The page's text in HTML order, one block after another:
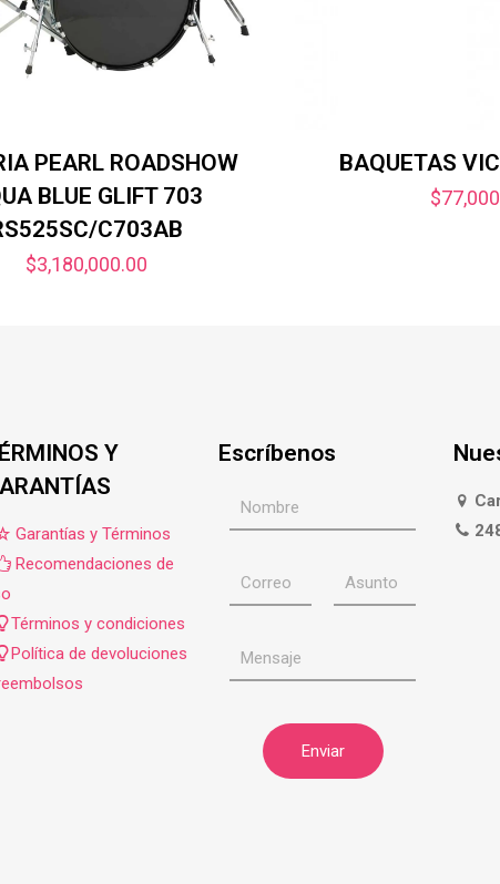
PEARL ROADSHOW
BLUE GLIFT 703
C703AB
$3,180,000.00
BAQUETAS
$
Y
Garantías y Términos
Recomendaciones de
Términos y condiciones
Política de devoluciones
Escríbenos